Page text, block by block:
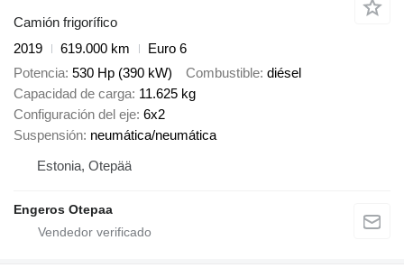
Camión frigorífico
2019
619.000 km
Euro 6
Potencia 530 Hp (390 kW) Combustible diésel
Capacidad de carga 11.625 kg
Configuración del eje 6x2
Suspensión neumática/neumática
Estonia, Otepää
Engeros Otepaa